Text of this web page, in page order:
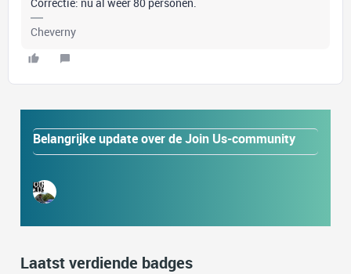
Cheverny
Belangrijke update over de Join Us-community
Laatst verdiende badges